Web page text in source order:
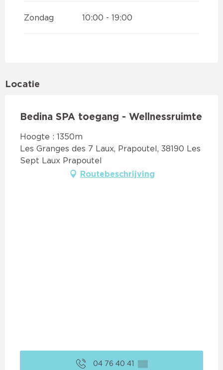
Zondag 10:00 - 19:00
Locatie
Bedina SPA toegang - Wellnessruimte
Hoogte : 1350m
Les Granges des 7 Laux, Prapoutel, 38190 Les
Sept Laux Prapoutel
Routebeschrijving
04 76 40 41 ▒▒